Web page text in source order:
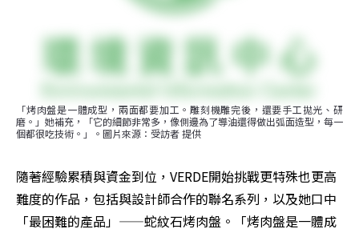
「烤肉盤是一體成型，兩面都要加工。雕刻機雕完後，還要手工拋光、研
磨。」她補充，「它的細節非常多，像側邊為了導油還得做出弧面造型，每一
個都很吃技術。」。圖片來源：受訪者 提供
隨著經驗累積與資金到位，VERDE開始挑戰更特殊也更高
難度的作品，包括與設計師合作的聯名系列，以及她口中
「最困難的產品」——蛇紋石烤肉盤。「烤肉盤是一體成